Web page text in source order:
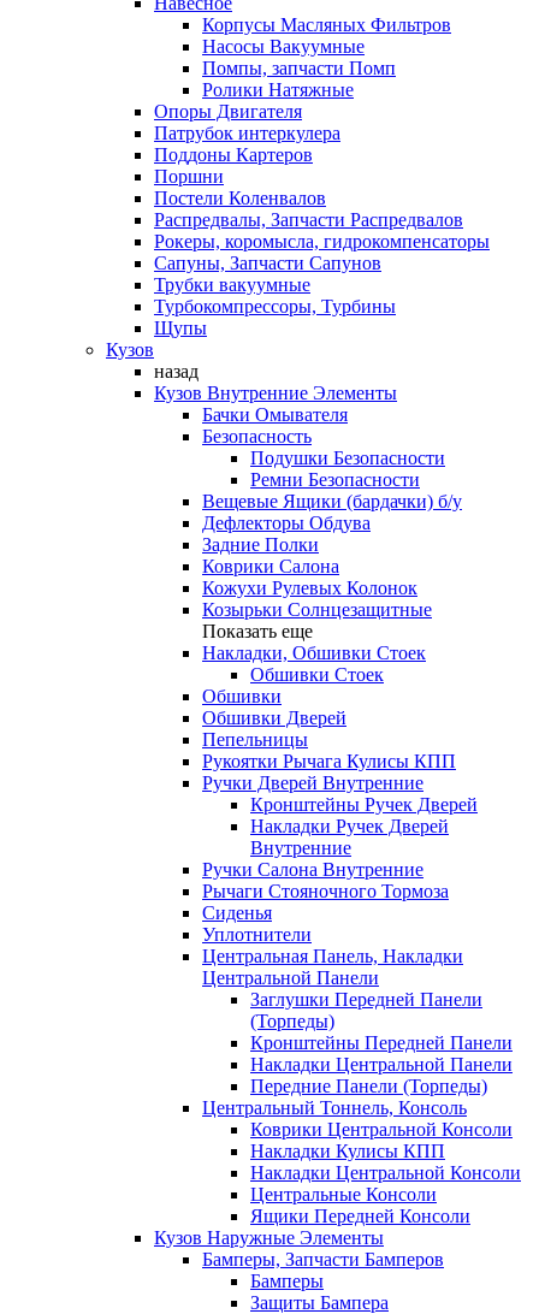
Корпусы Масляных Фильтров
Насосы Вакуумные
Помпы, запчасти Помп
Ролики Натяжные
Опоры Двигателя
Патрубок интеркулера
Поддоны Картеров
Поршни
Постели Коленвалов
Распредвалы, Запчасти Распредвалов
Рокеры, коромысла, гидрокомпенсаторы
Сапуны, Запчасти Сапунов
Трубки вакуумные
Турбокомпрессоры, Турбины
Щупы
Кузов
назад
Кузов Внутренние Элементы
Бачки Омывателя
Безопасность
Подушки Безопасности
Ремни Безопасности
Вещевые Ящики (бардачки) б/у
Дефлекторы Обдува
Задние Полки
Коврики Салона
Кожухи Рулевых Колонок
Козырьки Солнцезащитные
Показать еще
Накладки, Обшивки Стоек
Обшивки Стоек
Обшивки
Обшивки Дверей
Пепельницы
Рукоятки Рычага Кулисы КПП
Ручки Дверей Внутренние
Кронштейны Ручек Дверей
Накладки Ручек Дверей
Внутренние
Ручки Салона Внутренние
Рычаги Стояночного Тормоза
Сиденья
Уплотнители
Центральная Панель, Накладки
Центральной Панели
Заглушки Передней Панели
(Торпеды)
Кронштейны Передней Панели
Накладки Центральной Панели
Передние Панели (Торпеды)
Центральный Тоннель, Консоль
Коврики Центральной Консоли
Накладки Кулисы КПП
Накладки Центральной Консоли
Центральные Консоли
Ящики Передней Консоли
Кузов Наружные Элементы
Бамперы, Запчасти Бамперов
Бамперы
Защиты Бампера